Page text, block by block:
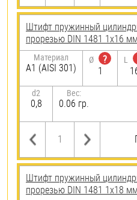
Штифт пружинный
прорезью DIN 1481 1х16
Материал
А1 (AISI 301)
Ø
?
1
L
d2
0,8
Вес:
0.06 гр.
Штифт пружинный
прорезью DIN 1481 1х18